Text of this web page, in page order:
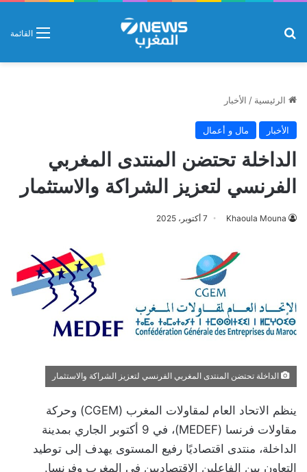
القائمة
الرئيسية / الأخبار
الأخبار مال و أعمال
الداخلة تحتضن المنتدى المغربي
الفرنسي لتعزيز الشراكة والاستثمار
Khaoula Mouna 7 أكتوبر، 2025
الداخلة تحتضن المنتدى المغربي الفرنسي لتعزيز الشراكة والاستثمار
ينظم الاتحاد العام لمقاولات المغرب (CGEM) وحركة
مقاولات فرنسا (MEDEF)، في 9 أكتوبر الجاري بمدينة
الداخلة، منتدى اقتصاديًا رفيع المستوى يهدف إلى توطيد
التعاون بين الفاعلين الاقتصاديين في المغرب وفرنسا.